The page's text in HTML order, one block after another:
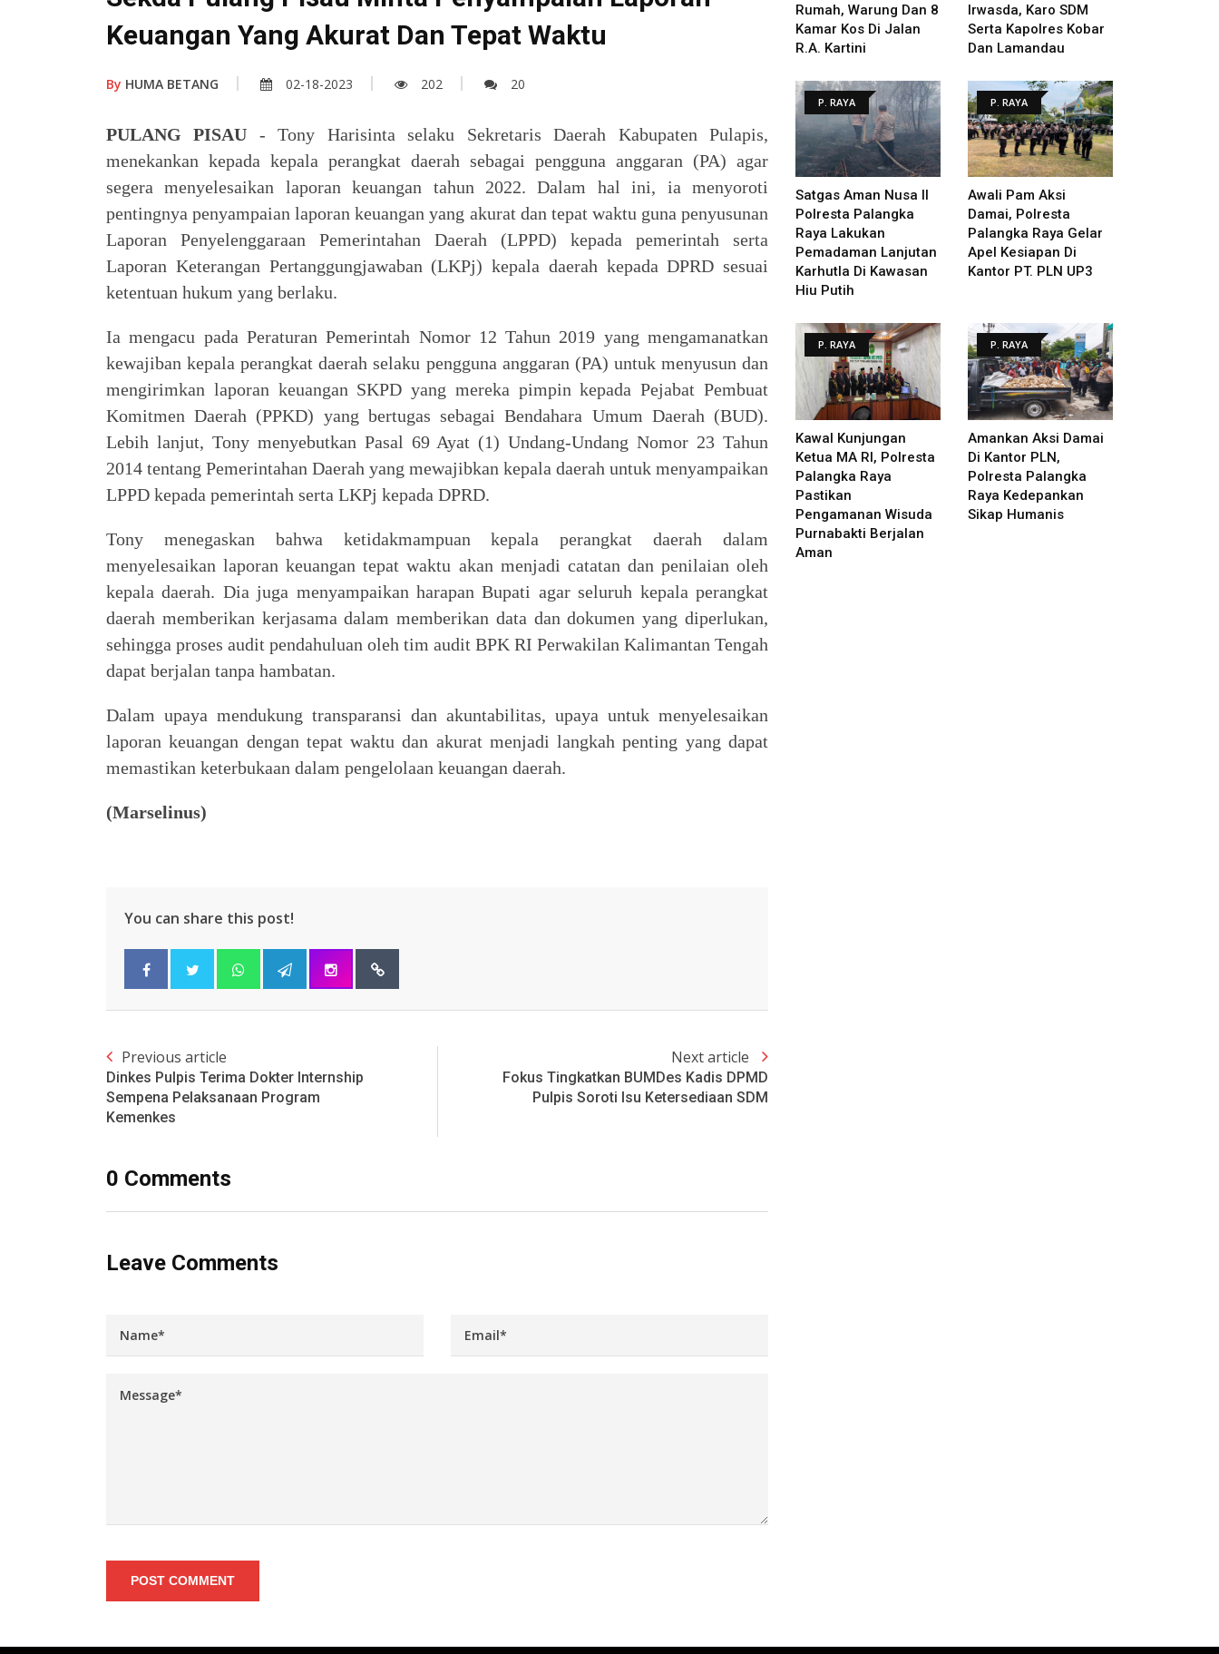
Keuangan Yang Akurat Dan Tepat Waktu
By HUMA BETANG 02-18-2023 202 20
PULANG PISAU - Tony Harisinta selaku Sekretaris Daerah Kabupaten Pulapis,
menekankan kepada kepala perangkat daerah sebagai pengguna anggaran (PA) agar
segera menyelesaikan laporan keuangan tahun 2022. Dalam hal ini, ia menyoroti
pentingnya penyampaian laporan keuangan yang akurat dan tepat waktu guna penyusunan
Laporan Penyelenggaraan Pemerintahan Daerah (LPPD) kepada pemerintah serta
Laporan Keterangan Pertanggungjawaban (LKPj) kepala daerah kepada DPRD sesuai
ketentuan hukum yang berlaku.
Ia mengacu pada Peraturan Pemerintah Nomor 12 Tahun 2019 yang mengamanatkan
kewajiban kepala perangkat daerah selaku pengguna anggaran (PA) untuk menyusun dan
mengirimkan laporan keuangan SKPD yang mereka pimpin kepada Pejabat Pembuat
Komitmen Daerah (PPKD) yang bertugas sebagai Bendahara Umum Daerah (BUD).
Lebih lanjut, Tony menyebutkan Pasal 69 Ayat (1) Undang-Undang Nomor 23 Tahun
2014 tentang Pemerintahan Daerah yang mewajibkan kepala daerah untuk menyampaikan
LPPD kepada pemerintah serta LKPj kepada DPRD.
Tony menegaskan bahwa ketidakmampuan kepala perangkat daerah dalam
menyelesaikan laporan keuangan tepat waktu akan menjadi catatan dan penilaian oleh
kepala daerah. Dia juga menyampaikan harapan Bupati agar seluruh kepala perangkat
daerah memberikan kerjasama dalam memberikan data dan dokumen yang diperlukan,
sehingga proses audit pendahuluan oleh tim audit BPK RI Perwakilan Kalimantan Tengah
dapat berjalan tanpa hambatan.
Dalam upaya mendukung transparansi dan akuntabilitas, upaya untuk menyelesaikan
laporan keuangan dengan tepat waktu dan akurat menjadi langkah penting yang dapat
memastikan keterbukaan dalam pengelolaan keuangan daerah.
(Marselinus)
You can share this post!
Previous article
Dinkes Pulpis Terima Dokter Internship
Sempena Pelaksanaan Program
Kemenkes
Next article
Fokus Tingkatkan BUMDes Kadis DPMD
Pulpis Soroti Isu Ketersediaan SDM
0 Comments
Leave Comments
POST COMMENT
Rumah, Warung Dan 8
Kamar Kos Di Jalan
R.A. Kartini
Irwasda, Karo SDM
Serta Kapolres Kobar
Dan Lamandau
P. RAYA
Satgas Aman Nusa II
Polresta Palangka
Raya Lakukan
Pemadaman Lanjutan
Karhutla Di Kawasan
Hiu Putih
P. RAYA
Awali Pam Aksi
Damai, Polresta
Palangka Raya Gelar
Apel Kesiapan Di
Kantor PT. PLN UP3
P. RAYA
Kawal Kunjungan
Ketua MA RI, Polresta
Palangka Raya
Pastikan
Pengamanan Wisuda
Purnabakti Berjalan
Aman
P. RAYA
Amankan Aksi Damai
Di Kantor PLN,
Polresta Palangka
Raya Kedepankan
Sikap Humanis